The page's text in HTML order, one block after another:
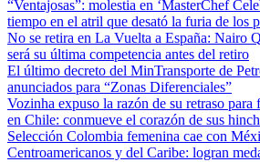
“Ventajosas”: molestia en ‘MasterChef
tiempo en el atril que desató la furia de los
No se retira en La Vuelta a España: Nairo
será su última competencia antes del retiro
El último decreto del MinTransporte de
anunciados para “Zonas Diferenciales”
Vozinha expuso la razón de su retraso
en Chile: conmueve el corazón de sus
Selección Colombia femenina cae con
Centroamericanos y del Caribe: logran